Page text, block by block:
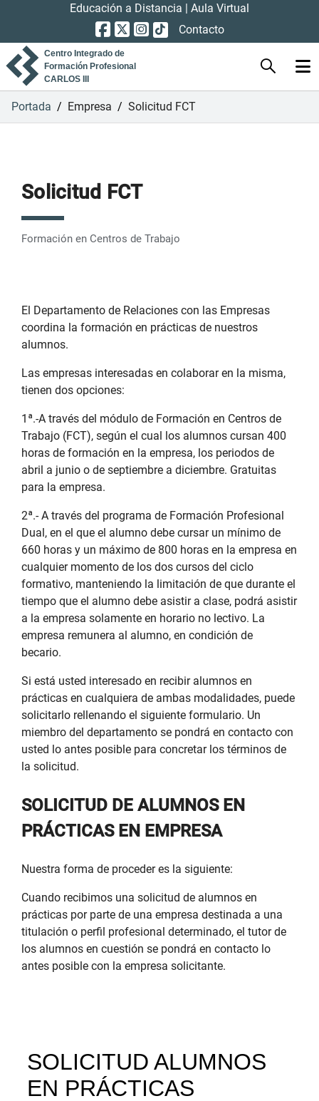
Educación a Distancia | Aula Virtual
Contacto
Centro Integrado de
Formación Profesional
CARLOS III
Portada / Empresa / Solicitud FCT
Solicitud FCT
Formación en Centros de Trabajo
El Departamento de Relaciones con las Empresas
coordina la formación en prácticas de nuestros
alumnos.
Las empresas interesadas en colaborar en la misma,
tienen dos opciones:
1ª.-A través del módulo de Formación en Centros de
Trabajo (FCT), según el cual los alumnos cursan 400
horas de formación en la empresa, los periodos de
abril a junio o de septiembre a diciembre. Gratuitas
para la empresa.
2ª.- A través del programa de Formación Profesional
Dual, en el que el alumno debe cursar un mínimo de
660 horas y un máximo de 800 horas en la empresa en
cualquier momento de los dos cursos del ciclo
formativo, manteniendo la limitación de que durante el
tiempo que el alumno debe asistir a clase, podrá asistir
a la empresa solamente en horario no lectivo. La
empresa remunera al alumno, en condición de
becario.
Si está usted interesado en recibir alumnos en
prácticas en cualquiera de ambas modalidades, puede
solicitarlo rellenando el siguiente formulario. Un
miembro del departamento se pondrá en contacto con
usted lo antes posible para concretar los términos de
la solicitud.
SOLICITUD DE ALUMNOS EN
PRÁCTICAS EN EMPRESA
Nuestra forma de proceder es la siguiente:
Cuando recibimos una solicitud de alumnos en
prácticas por parte de una empresa destinada a una
titulación o perfil profesional determinado, el tutor de
los alumnos en cuestión se pondrá en contacto lo
antes posible con la empresa solicitante.